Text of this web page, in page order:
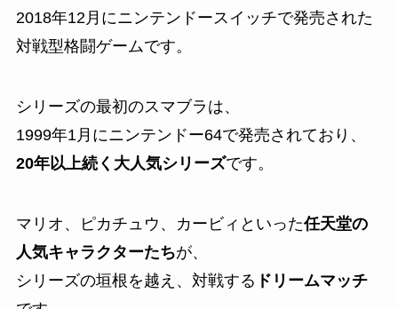
2018年12月にニンテンドースイッチで発売された
対戦型格闘ゲームです。
シリーズの最初のスマブラは、
1999年1月にニンテンドー64で発売されており、
20年以上続く大人気シリーズです。
マリオ、ピカチュウ、カービィといった任天堂の
人気キャラクターたちが、
シリーズの垣根を越え、対戦する ドリームマッチ